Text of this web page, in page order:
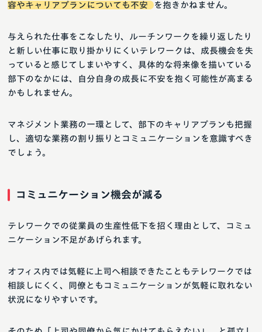
容やキャリアプランについても不安
を抱きかねません。
与えられた仕事をこなしたり、ルーチンワークを繰り返したり
と新しい仕事に取り掛かりにくいテレワークは、成長機会を失
っていると感じてしまいやすく、具体的な将来像を描いている
部下のなかには、自分自身の成長に不安を抱く可能性が高まる
かもしれません。
マネジメント業務の一環として、部下のキャリアプランも把握
し、適切な業務の割り振りとコミュニケーションを意識すべき
でしょう。
コミュニケーション機会が減る
テレワークでの従業員の生産性低下を招く理由として、コミュ
ニケーション不足があげられます。
オフィス内では気軽に上司へ相談できたこともテレワークでは
相談しにくく、同僚ともコミュニケーションが気軽に取れない
状況になりやすいです。